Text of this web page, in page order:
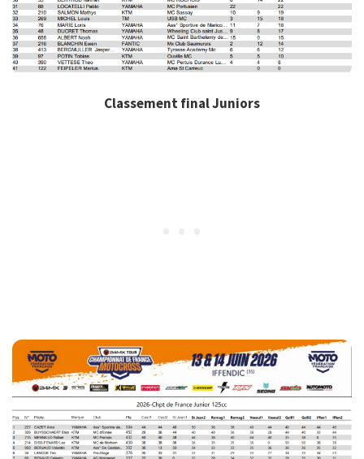
Classement final Juniors